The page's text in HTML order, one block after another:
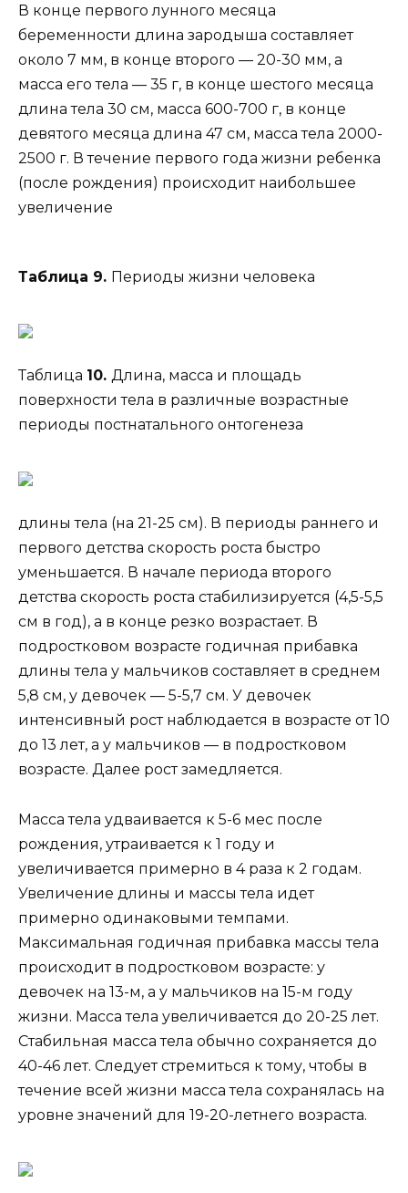
В конце первого лунного месяца
беременности длина зародыша составляет
около 7 мм, в конце второго — 20-30 мм, а
масса его тела — 35 г, в конце шестого месяца
длина тела 30 см, масса 600-700 г, в конце
девятого месяца длина 47 см, масса тела 2000-
2500 г. В течение первого года жизни ребенка
(после рождения) происходит наибольшее
увеличение
Таблица 9. Периоды жизни человека
Таблица 10. Длина, масса и площадь
поверхности тела в различные возрастные
периоды постнатального онтогенеза
длины тела (на 21-25 см). В периоды раннего и
первого детства скорость роста быстро
уменьшается. В начале периода второго
детства скорость роста стабилизируется (4,5-5,5
см в год), а в конце резко возрастает. В
подростковом возрасте годичная прибавка
длины тела у мальчиков составляет в среднем
5,8 см, у девочек — 5-5,7 см. У девочек
интенсивный рост наблюдается в возрасте от 10
до 13 лет, а у мальчиков — в подростковом
возрасте. Далее рост замедляется.
Масса тела удваивается к 5-6 мес после
рождения, утраивается к 1 году и
увеличивается примерно в 4 раза к 2 годам.
Увеличение длины и массы тела идет
примерно одинаковыми темпами.
Максимальная годичная прибавка массы тела
происходит в подростковом возрасте: у
девочек на 13-м, а у мальчиков на 15-м году
жизни. Масса тела увеличивается до 20-25 лет.
Стабильная масса тела обычно сохраняется до
40-46 лет. Следует стремиться к тому, чтобы в
течение всей жизни масса тела сохранялась на
уровне значений для 19-20-летнего возраста.